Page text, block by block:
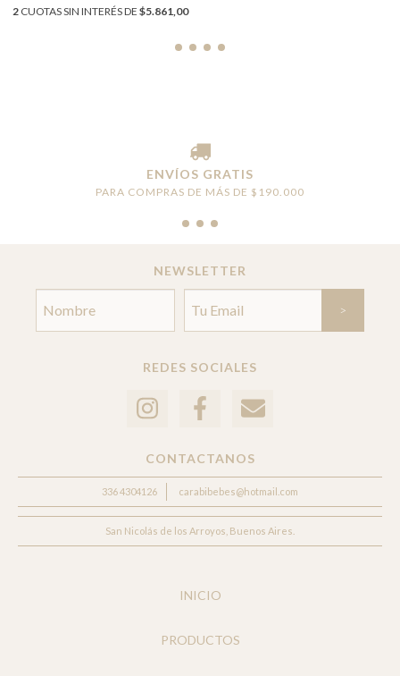
2CUOTAS SIN INTERÉS DE $5.861,00
ENVÍOS GRATIS
PARA COMPRAS DE MÁS DE $190.000
NEWSLETTER
REDES SOCIALES
CONTACTANOS
336 4304126 carabibebes@hotmail.com
San Nicolás de los Arroyos, Buenos Aires.
INICIO
PRODUCTOS